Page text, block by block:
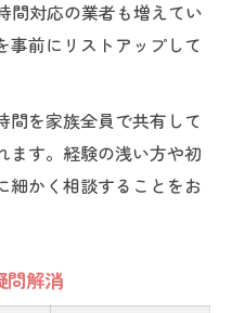
間対応の業者も増えてい
事前にリストアップして
間を家族全員で共有して
ます。経験の浅い方や初
細かく相談することをお
問解消